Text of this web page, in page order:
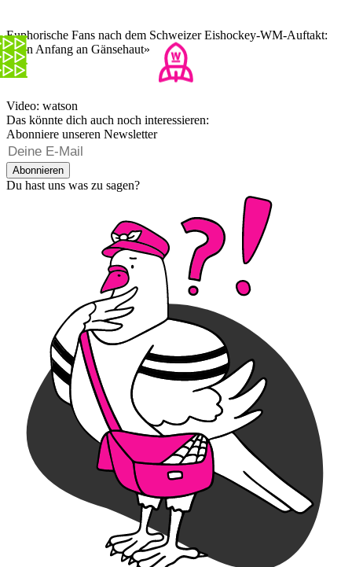
Euphorische Fans nach dem Schweizer Eishockey-WM-Auftakt:
«Von Anfang an Gänsehaut»
Video: watson
Das könnte dich auch noch interessieren:
Abonniere unseren Newsletter
Abonnieren
Du hast uns was zu sagen?